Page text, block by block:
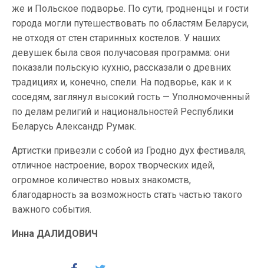
же и Польское подворье. По сути, гродненцы и гости
города могли путешествовать по областям Беларуси,
не отходя от стен старинных костелов. У наших
девушек была своя получасовая программа: они
показали польскую кухню, рассказали о древних
традициях и, конечно, спели. На подворье, как и к
соседям, заглянул высокий гость — Уполномоченный
по делам религий и национальностей Республики
Беларусь Александр Румак.
Артистки привезли с собой из Гродно дух фестиваля,
отличное настроение, ворох творческих идей,
огромное количество новых знакомств,
благодарность за возможность стать частью такого
важного события.
Инна ДАЛИДОВИЧ